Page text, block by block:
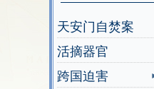
天安门自焚案
活摘器官
跨国迫害